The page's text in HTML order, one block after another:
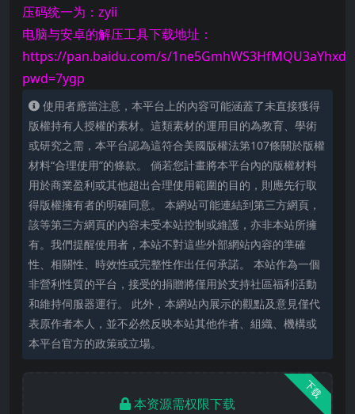
压码统一为：zyii
电脑与安卓的解压工具下载地址：
https://pan.baidu.com/s/
pwd=7ygp
使用者應當注意，本平台上的內容可能涵蓋了未直接獲得
版權持有人授權的素材。這類素材的運用目的為教育、學術
或研究之需，本平台認為這符合美國版權法第107條關於版權
材料“合理使用”的條款。 倘若您計畫將本平台內的版權材料
用於商業盈利或其他超出合理使用範圍的目的，則應先行取
得版權擁有者的明確同意。 本網站可能連結到第三方網頁，
該等第三方網頁的內容未受本站控制或維護，亦非本站所擁
有。我們提醒使用者，本站不對這些外部網站內容的準確
性、相關性、時效性或完整性作出任何承諾。 本站作為一個
非營利性質的平台，接受的捐贈將僅用於支持社區福利活動
和維持伺服器運行。 此外，本網站內展示的觀點及意見僅代
表原作者本人，並不必然反映本站其他作者、組織、機構或
本平台官方的政策或立場。
下载
本资源需权限下载